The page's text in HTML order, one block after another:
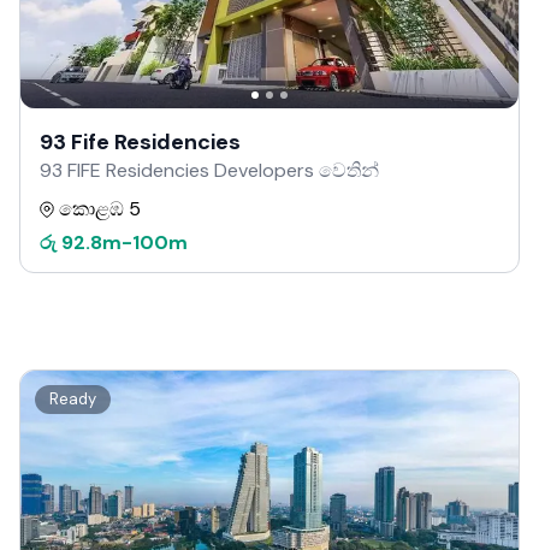
93 Fife Residencies
93 FIFE Residencies Developers වෙතින්
කොළඹ 5
රු 92.8m-100m
Ready